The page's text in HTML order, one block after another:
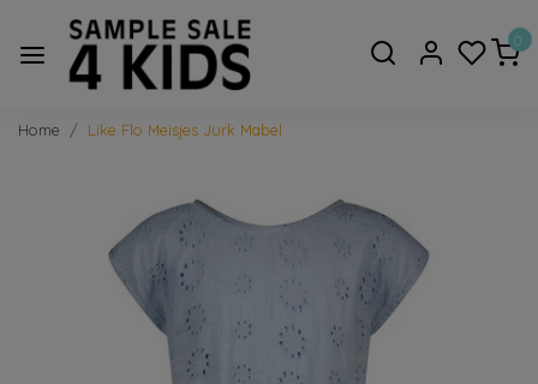
0
Home Like Flo Meisjes Jurk Mabel